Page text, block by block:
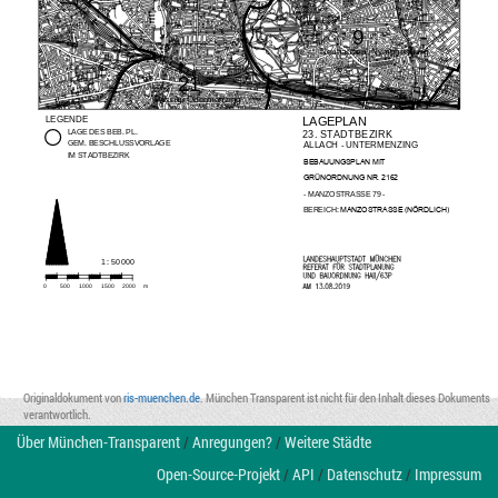
9
Neuhausen, Nymphenburg
21
Pasing, Obermenzing
LEGENDE LAGEPLAN
IM STADTBEZIRK
GEM. BESCHLUSSVORLAGE
LAGE DES BEB. PL.
0 1000
500 m
1500 2000
1 : 50 000
23. STADTBEZIRK
ALLACH - UNTERMENZING
%(%$881*63/$10,7
*5h125'181* NR. 2162
- MANZOSTRASSE 79 -
BEREICH: 0$1=2675$66( 1g5'/,&+)
Originaldokument vonris-muenchen.de. München Transparent ist nicht für den Inhalt dieses Dokuments
verantwortlich.
Über München-Transparent/Anregungen?/Weitere Städte
Open-Source-Projekt/API / Datenschutz/ Impressum